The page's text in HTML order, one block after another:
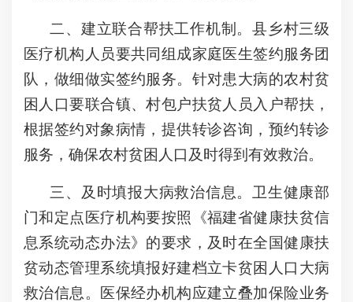
二、建立联合帮扶工作机制。县乡村三级
医疗机构人员要共同组成家庭医生签约服务团
队，做细做实签约服务。针对患大病的农村贫
困人口要联合镇、村包户扶贫人员入户帮扶，
根据签约对象病情，提供转诊咨询，预约转诊
服务，确保农村贫困人口及时得到有效救治。
三、及时填报大病救治信息。卫生健康部
门和定点医疗机构要按照《福建省健康扶贫信
息系统动态办法》的要求，及时在全国健康扶
贫动态管理系统填报好建档立卡贫困人口大病
救治信息。医保经办机构应建立叠加保险业务